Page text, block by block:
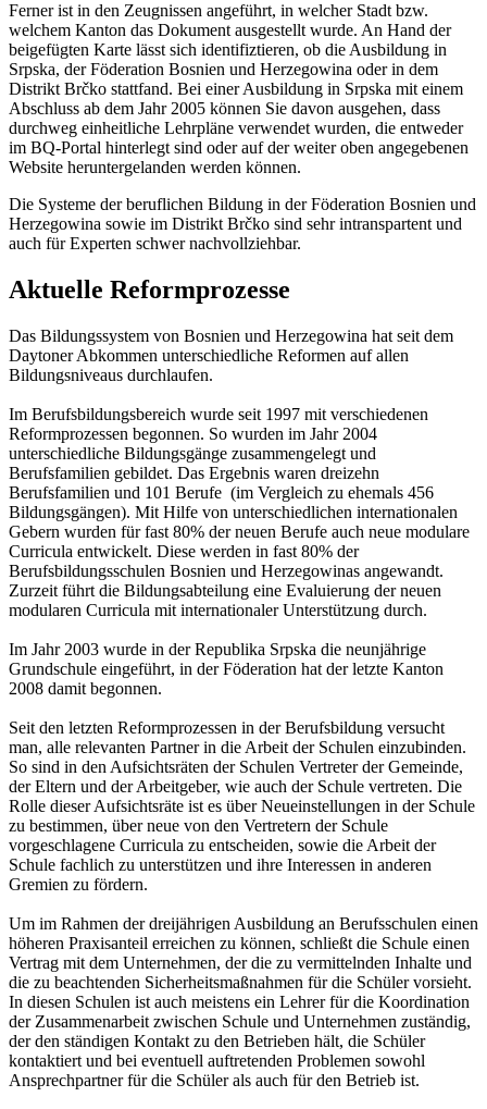
Ferner ist in den Zeugnissen angeführt, in welcher Stadt bzw.
welchem Kanton das Dokument ausgestellt wurde. An Hand der
beigefügten Karte lässt sich identifiztieren, ob die Ausbildung in
Srpska, der Föderation Bosnien und Herzegowina oder in dem
Distrikt Brčko stattfand. Bei einer Ausbildung in Srpska mit einem
Abschluss ab dem Jahr 2005 können Sie davon ausgehen, dass
durchweg einheitliche Lehrpläne verwendet wurden, die entweder
im BQ-Portal hinterlegt sind oder auf der weiter oben angegebenen
Website heruntergelanden werden können.
Die Systeme der beruflichen Bildung in der Föderation Bosnien und
Herzegowina sowie im Distrikt Brčko sind sehr intranspartent und
auch für Experten schwer nachvollziehbar.
Aktuelle Reformprozesse
Das Bildungssystem von Bosnien und Herzegowina hat seit dem
Daytoner Abkommen unterschiedliche Reformen auf allen
Bildungsniveaus durchlaufen.
Im Berufsbildungsbereich wurde seit 1997 mit verschiedenen
Reformprozessen begonnen. So wurden im Jahr 2004
unterschiedliche Bildungsgänge zusammengelegt und
Berufsfamilien gebildet. Das Ergebnis waren dreizehn
Berufsfamilien und 101 Berufe (im Vergleich zu ehemals 456
Bildungsgängen). Mit Hilfe von unterschiedlichen internationalen
Gebern wurden für fast 80% der neuen Berufe auch neue modulare
Curricula entwickelt. Diese werden in fast 80% der
Berufsbildungsschulen Bosnien und Herzegowinas angewandt.
Zurzeit führt die Bildungsabteilung eine Evaluierung der neuen
modularen Curricula mit internationaler Unterstützung durch.
Im Jahr 2003 wurde in der Republika Srpska die neunjährige
Grundschule eingeführt, in der Föderation hat der letzte Kanton
2008 damit begonnen.
Seit den letzten Reformprozessen in der Berufsbildung versucht
man, alle relevanten Partner in die Arbeit der Schulen einzubinden.
So sind in den Aufsichtsräten der Schulen Vertreter der Gemeinde,
der Eltern und der Arbeitgeber, wie auch der Schule vertreten. Die
Rolle dieser Aufsichtsräte ist es über Neueinstellungen in der Schule
zu bestimmen, über neue von den Vertretern der Schule
vorgeschlagene Curricula zu entscheiden, sowie die Arbeit der
Schule fachlich zu unterstützen und ihre Interessen in anderen
Gremien zu fördern.
Um im Rahmen der dreijährigen Ausbildung an Berufsschulen einen
höheren Praxisanteil erreichen zu können, schließt die Schule einen
Vertrag mit dem Unternehmen, der die zu vermittelnden Inhalte und
die zu beachtenden Sicherheitsmaßnahmen für die Schüler vorsieht.
In diesen Schulen ist auch meistens ein Lehrer für die Koordination
der Zusammenarbeit zwischen Schule und Unternehmen zuständig,
der den ständigen Kontakt zu den Betrieben hält, die Schüler
kontaktiert und bei eventuell auftretenden Problemen sowohl
Ansprechpartner für die Schüler als auch für den Betrieb ist.